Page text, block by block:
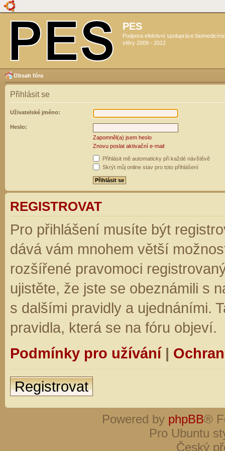
PES
Podpora efektivní spolupráce
sféry 2009 - 2012
Obsah fóra
Přihlásit se
Uživatelské jméno:
Heslo:
Zapomněl(a) jsem heslo
Znovu poslat aktivační e-mail
Přihlásit mě automaticky při každé návštěvě
Skrýt můj online stav pro toto přihlášení
REGISTROVAT
Pro přihlášení musíte být
dává vám mnohem větší
rozšířené pravomoci
ujistěte, že jste se obeznámili s
s dalšími pravidly a ujednáními.
pravidla, která se na fóru objeví.
Podmínky pro užívání|
Registrovat
Powered by phpBB®
Pro Ubuntu
Český